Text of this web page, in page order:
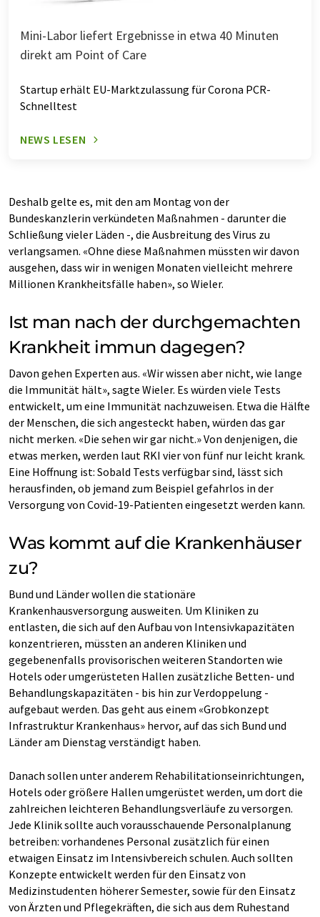
Mini-Labor liefert Ergebnisse in etwa 40 Minuten
direkt am Point of Care
Startup erhält EU-Marktzulassung für Corona PCR-
Schnelltest
NEWS LESEN
Deshalb gelte es, mit den am Montag von der
Bundeskanzlerin verkündeten Maßnahmen - darunter die
Schließung vieler Läden -, die Ausbreitung des Virus zu
verlangsamen. «Ohne diese Maßnahmen müssten wir davon
ausgehen, dass wir in wenigen Monaten vielleicht mehrere
Millionen Krankheitsfälle haben», so Wieler.
Ist man nach der durchgemachten
Krankheit immun dagegen?
Davon gehen Experten aus. «Wir wissen aber nicht, wie lange
die Immunität hält», sagte Wieler. Es würden viele Tests
entwickelt, um eine Immunität nachzuweisen. Etwa die Hälfte
der Menschen, die sich angesteckt haben, würden das gar
nicht merken. «Die sehen wir gar nicht.» Von denjenigen, die
etwas merken, werden laut RKI vier von fünf nur leicht krank.
Eine Hoffnung ist: Sobald Tests verfügbar sind, lässt sich
herausfinden, ob jemand zum Beispiel gefahrlos in der
Versorgung von Covid-19-Patienten eingesetzt werden kann.
Was kommt auf die Krankenhäuser
zu?
Bund und Länder wollen die stationäre
Krankenhausversorgung ausweiten. Um Kliniken zu
entlasten, die sich auf den Aufbau von Intensivkapazitäten
konzentrieren, müssten an anderen Kliniken und
gegebenenfalls provisorischen weiteren Standorten wie
Hotels oder umgerüsteten Hallen zusätzliche Betten- und
Behandlungskapazitäten - bis hin zur Verdoppelung -
aufgebaut werden. Das geht aus einem «Grobkonzept
Infrastruktur Krankenhaus» hervor, auf das sich Bund und
Länder am Dienstag verständigt haben.
Danach sollen unter anderem Rehabilitationseinrichtungen,
Hotels oder größere Hallen umgerüstet werden, um dort die
zahlreichen leichteren Behandlungsverläufe zu versorgen.
Jede Klinik sollte auch vorausschauende Personalplanung
betreiben: vorhandenes Personal zusätzlich für einen
etwaigen Einsatz im Intensivbereich schulen. Auch sollten
Konzepte entwickelt werden für den Einsatz von
Medizinstudenten höherer Semester, sowie für den Einsatz
von Ärzten und Pflegekräften, die sich aus dem Ruhestand